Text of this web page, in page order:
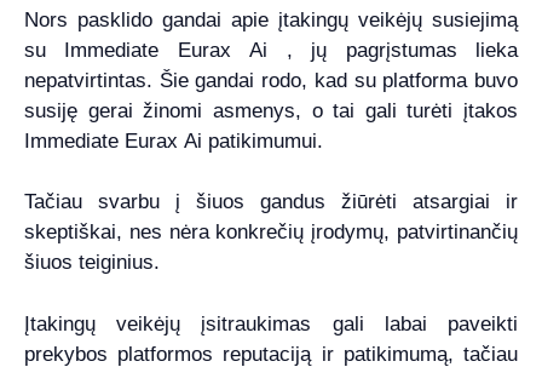
Nors pasklido gandai apie įtakingų veikėjų susiejimą
su Immediate Eurax Ai , jų pagrįstumas lieka
nepatvirtintas. Šie gandai rodo, kad su platforma buvo
susiję gerai žinomi asmenys, o tai gali turėti įtakos
Immediate Eurax Ai patikimumui.
Tačiau svarbu į šiuos gandus žiūrėti atsargiai ir
skeptiškai, nes nėra konkrečių įrodymų, patvirtinančių
šiuos teiginius.
Įtakingų veikėjų įsitraukimas gali labai paveikti
prekybos platformos reputaciją ir patikimumą, tačiau